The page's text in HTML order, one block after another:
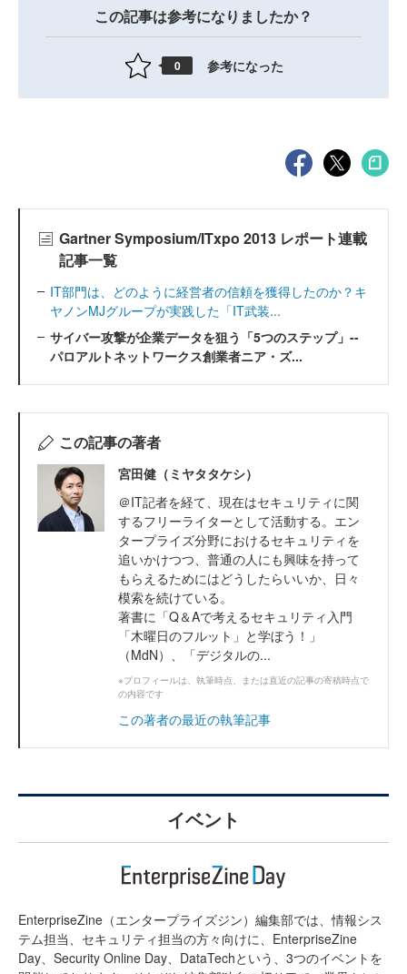
この記事は参考になりましたか？
0 参考になった
Gartner Symposium/ITxpo 2013 レポート連載
記事一覧
IT部門は、どのように経営者の信頼を獲得したのか？キ
ヤノンMJグループが実践した「IT武装...
サイバー攻撃が企業データを狙う「5つのステップ」--
パロアルトネットワークス創業者ニア・ズ...
この記事の著者
宮田健（ミヤタタケシ）
＠IT記者を経て、現在はセキュリティに関
するフリーライターとして活動する。エン
タープライズ分野におけるセキュリティを
追いかけつつ、普通の人にも興味を持って
もらえるためにはどうしたらいいか、日々
模索を続けている。
著書に「Q＆Aで考えるセキュリティ入門
「木曜日のフルット」と学ぼう！」
（MdN）、「デジタルの...
※プロフィールは、執筆時点、または直近の記事の寄稿時点で
の内容です
この著者の最近の執筆記事
イベント
EnterpriseZine（エンタープライズジン）編集部では、情報シス
テム担当、セキュリティ担当の方々向けに、EnterpriseZine
Day、Security Online Day、DataTechという、3つのイベントを